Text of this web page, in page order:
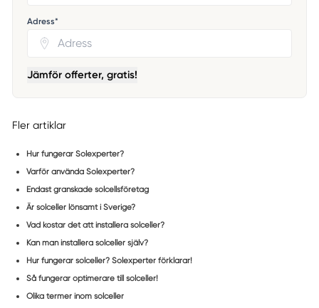
Adress*
Jämför offerter, gratis!
Fler artiklar
Hur fungerar Solexperter?
Varför använda Solexperter?
Endast granskade solcellsföretag
Är solceller lönsamt i Sverige?
Vad kostar det att installera solceller?
Kan man installera solceller själv?
Hur fungerar solceller? Solexperter förklarar!
Så fungerar optimerare till solceller!
Olika termer inom solceller